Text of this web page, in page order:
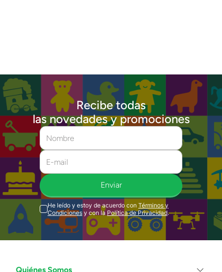
Recibe todas
las novedades y promociones
Enviar
He leído y estoy de acuerdo con Términos y
Condiciones y con la Política de Privacidad.
Quiénes Somos